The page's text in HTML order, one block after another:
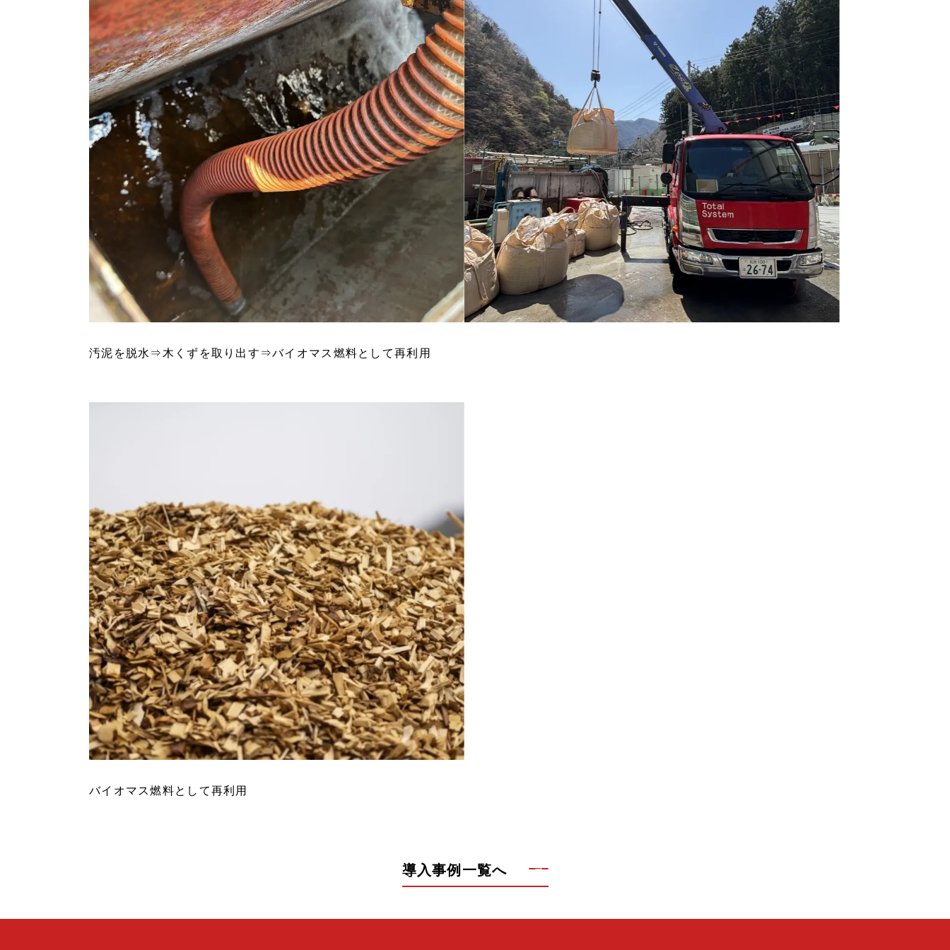
汚泥を脱水⇒木くずを取り出す⇒バイオマス燃料として再利用
バイオマス燃料として再利用
導入事例一覧へ